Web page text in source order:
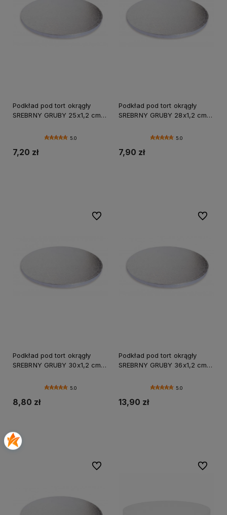
Podkład pod tort okrągły
SREBRNY GRUBY 25x1,2 cm
5.0
7,20 zł
Podkład pod tort okrągły
SREBRNY GRUBY 28x1,2 cm
5.0
7,90 zł
Podkład pod tort okrągły
SREBRNY GRUBY 30x1,2 cm
5.0
8,80 zł
Do ulubionych
Podkład pod tort okrągły
SREBRNY GRUBY 36x1,2 cm
5.0
13,90 zł
Do
Do ulubionych Do